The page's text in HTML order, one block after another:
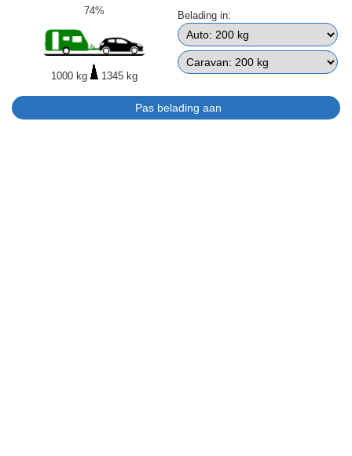
74%
1000 kg 1345 kg
Belading in: